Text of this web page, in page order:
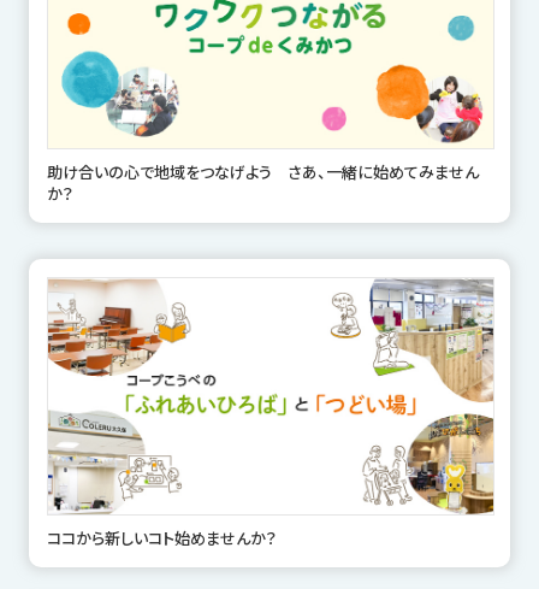
助け合いの心で地域をつなげよう さあ、一緒に始めてみません
か？
ココから新しいコト始めませんか？